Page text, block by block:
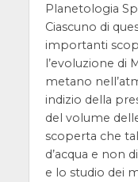
Planetologia
Ciascuno di
importanti
l’evoluzione di
metano
indizio della
del volume
scoperta che
d’acqua e non
e lo studio dei